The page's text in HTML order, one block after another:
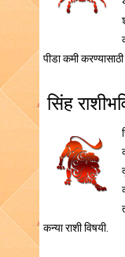
पीडा कमी
सिंह
कन्या राशी विषयी.